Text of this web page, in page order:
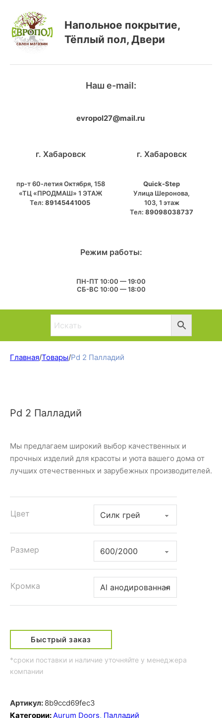
Напольное покрытие,
Тёплый пол, Двери
Наш e-mail:
evropol27@mail.ru
г. Хабаровск
пр-т 60-летия Октября, 158
«ТЦ «ПРОДМАШ» 1 ЭТАЖ
Тел: 89145441005
г. Хабаровск
Quick-Step
​Улица Шеронова,
103, ​1 этаж
Тел: 89098038737
Режим работы:
ПН-ПТ 10:00 — 19:00
СБ-ВС 10:00 — 18:00
Главная/Товары/Pd 2 Палладий
Pd 2 Палладий
Мы предлагаем широкий выбор качественных и
прочных изделий для красоты и уюта вашего дома от
лучших отечественных и зарубежных производителей.
Цвет
Размер
Кромка
Быстрый заказ
*сроки поставки и наличие уточняйте у менеджера
компании
Артикул: 8b9ccd69fec3
Категории:Aurum Doors, Палладий